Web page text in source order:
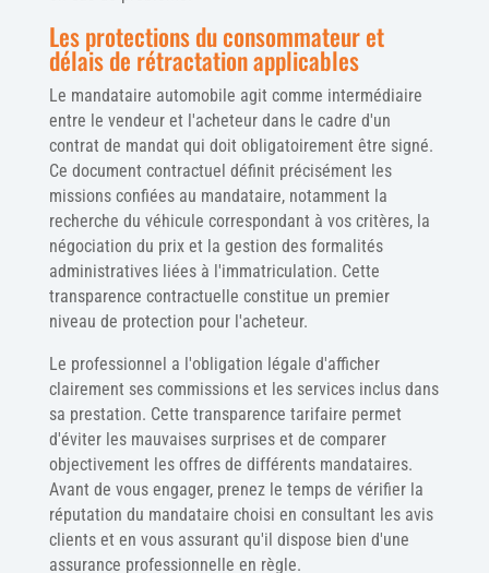
Les protections du consommateur et
délais de rétractation applicables
Le mandataire automobile agit comme intermédiaire
entre le vendeur et l'acheteur dans le cadre d'un
contrat de mandat qui doit obligatoirement être signé.
Ce document contractuel définit précisément les
missions confiées au mandataire, notamment la
recherche du véhicule correspondant à vos critères, la
négociation du prix et la gestion des formalités
administratives liées à l'immatriculation. Cette
transparence contractuelle constitue un premier
niveau de protection pour l'acheteur.
Le professionnel a l'obligation légale d'afficher
clairement ses commissions et les services inclus dans
sa prestation. Cette transparence tarifaire permet
d'éviter les mauvaises surprises et de comparer
objectivement les offres de différents mandataires.
Avant de vous engager, prenez le temps de vérifier la
réputation du mandataire choisi en consultant les avis
clients et en vous assurant qu'il dispose bien d'une
assurance professionnelle en règle.